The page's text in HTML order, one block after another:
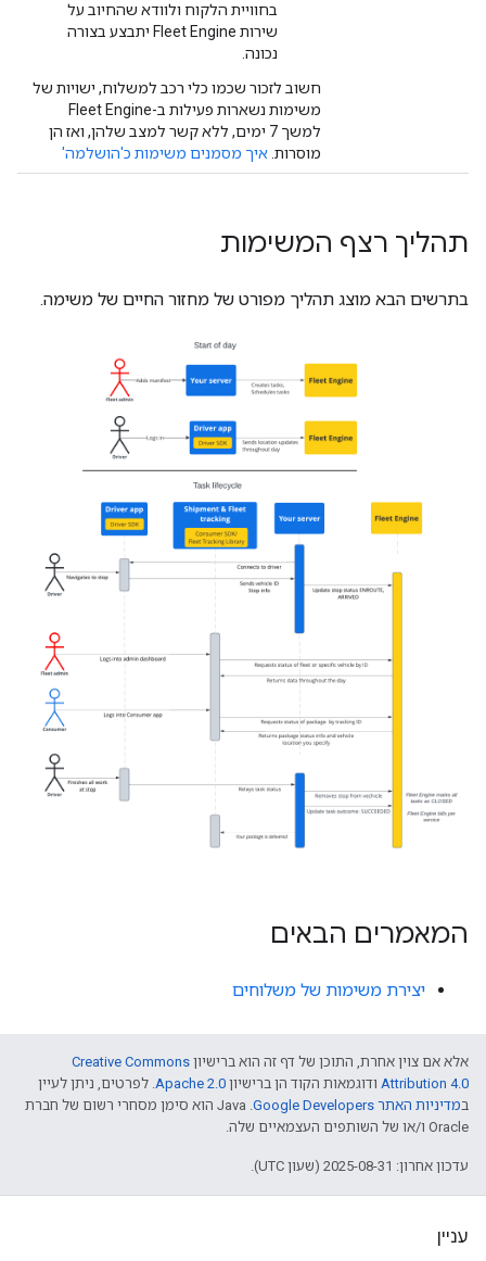
בחוויית הלקוח ולוודא שהחיוב על
שירות Fleet Engine יתבצע בצורה
נכונה.
חשוב לזכור שכמו כלי רכב למשלוח, ישויות של
משימות נשארות פעילות ב-Fleet Engine
למשך 7 ימים, ללא קשר למצב שלהן, ואז הן
מוסרות. איך מסמנים משימות כ'הושלמה'
תהליך רצף המשימות
בתרשים הבא מוצג תהליך מפורט של מחזור החיים של משימה.
המאמרים הבאים
יצירת משימות של משלוחים
אלא אם צוין אחרת, התוכן של דף זה הוא ברישיון Creative Commons
Attribution 4.0 ודוגמאות הקוד הן ברישיון Apache 2.0 . לפרטים, ניתן לעיין
במדיניות האתר Google Developers‏
.‏ Java הוא סימן מסחרי רשום של חברת
Oracle ו/או של השותפים העצמאיים שלה.
עדכון אחרון: 2025-08-31 (שעון UTC).
עניין